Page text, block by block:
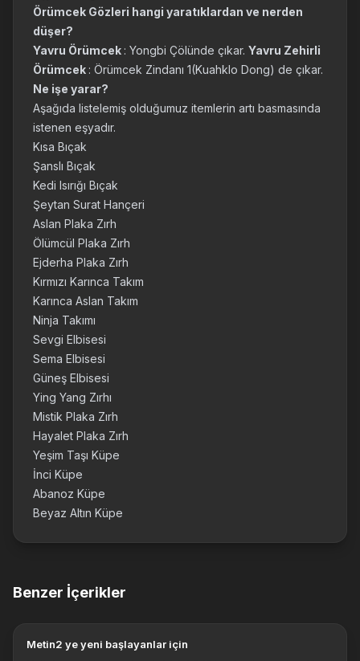
Örümcek Gözleri hangi yaratıklardan ve nerden
düşer?
Yavru Örümcek : Yongbi Çölünde çıkar. Yavru Zehirli
Örümcek : Örümcek Zindanı 1(Kuahklo Dong) de çıkar.
Ne işe yarar?
Aşağıda listelemiş olduğumuz itemlerin artı basmasında
istenen eşyadır.
Kısa Bıçak
Şanslı Bıçak
Kedi Isırığı Bıçak
Şeytan Surat Hançeri
Aslan Plaka Zırh
Ölümcül Plaka Zırh
Ejderha Plaka Zırh
Kırmızı Karınca Takım
Karınca Aslan Takım
Ninja Takımı
Sevgi Elbisesi
Sema Elbisesi
Güneş Elbisesi
Ying Yang Zırhı
Mistik Plaka Zırh
Hayalet Plaka Zırh
Yeşim Taşı Küpe
İnci Küpe
Abanoz Küpe
Beyaz Altın Küpe
Benzer İçerikler
Metin2 ye yeni başlayanlar için